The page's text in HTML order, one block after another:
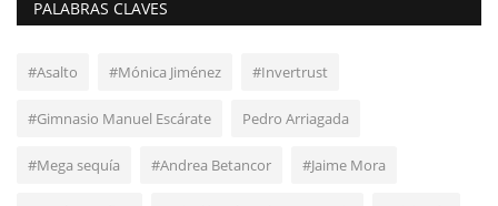
PALABRAS CLAVES
#Asalto #Mónica Jiménez #Invertrust
#Gimnasio Manuel Escárate Pedro Arriagada
#Mega sequía #Andrea Betancor #Jaime Mora